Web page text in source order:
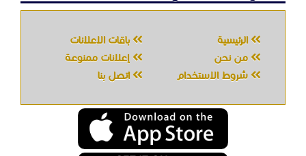
الرئيسية
باقات الإعلانات
من نحن
إعلانات ممنوعة
شروط الاستخدام
اتصل بنا